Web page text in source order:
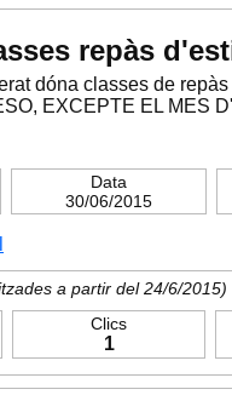
repàs
dóna classes de
EXCEPTE EL MES
Data
30/06/2015
a partir del 24/6/2015)
Clics
1